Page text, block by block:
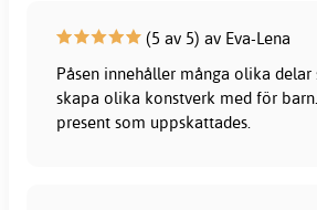
(5 av 5) av Eva-Lena
Påsen innehåller många olika
skapa olika konstverk med för
present som uppskattades.